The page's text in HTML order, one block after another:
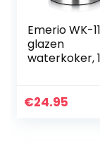
Emerio WK-
glazen
waterkoker,
€24.95